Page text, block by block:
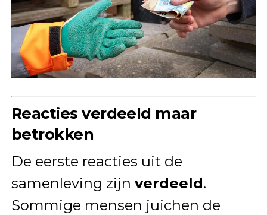
Reacties verdeeld maar
betrokken
De eerste reacties uit de
samenleving zijn verdeeld.
Sommige mensen juichen de